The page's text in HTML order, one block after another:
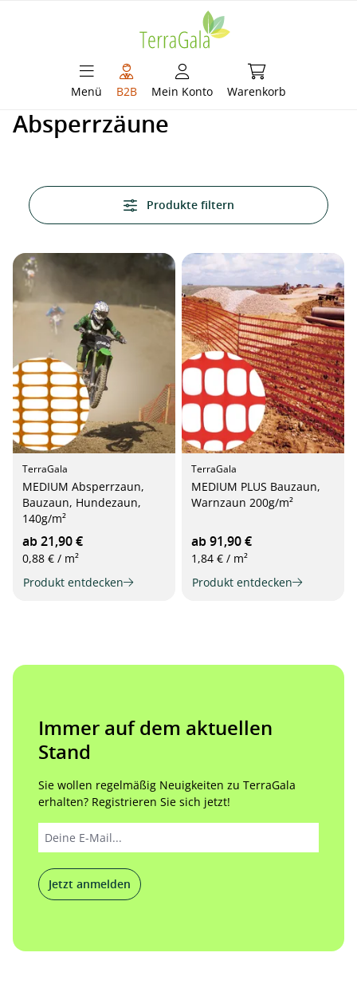
Menü B2B Mein Konto Warenkorb
Warenkorb
Absperrzäune
Produkte filtern
TerraGala
MEDIUM Absperrzaun,
Bauzaun, Hundezaun,
140g/m²
ab 21,90 €
0,88 € / m²
Produkt entdecken
TerraGala
MEDIUM PLUS Bauzaun,
Warnzaun 200g/m²
ab 91,90 €
1,84 € / m²
Produkt entdecken
Immer auf dem aktuellen
Stand
Sie wollen regelmäßig Neuigkeiten zu TerraGala
erhalten? Registrieren Sie sich jetzt!
Jetzt anmelden